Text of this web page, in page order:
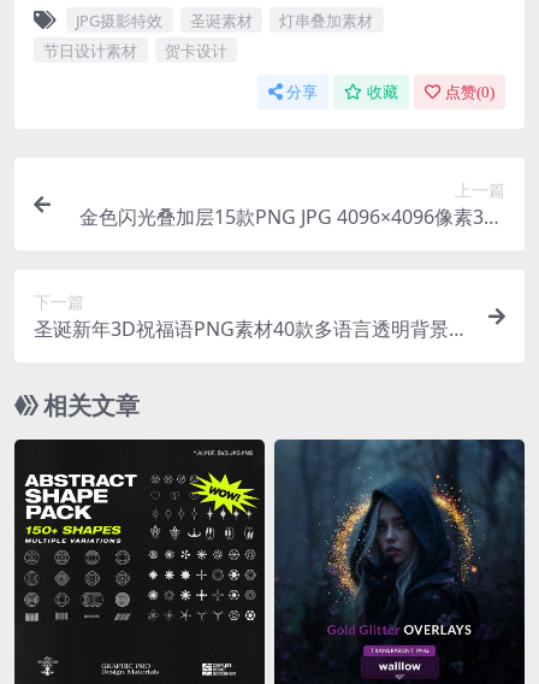
JPG摄影特效 圣诞素材
灯串叠加素材
节日设计素材
贺卡设计
分享 收藏 点赞(0)
上一篇
金色闪光叠加层15款PNG JPG 4096×4096像素300
下一篇
圣诞新年3D祝福语PNG素材40款多语言透明背景节
相关文章